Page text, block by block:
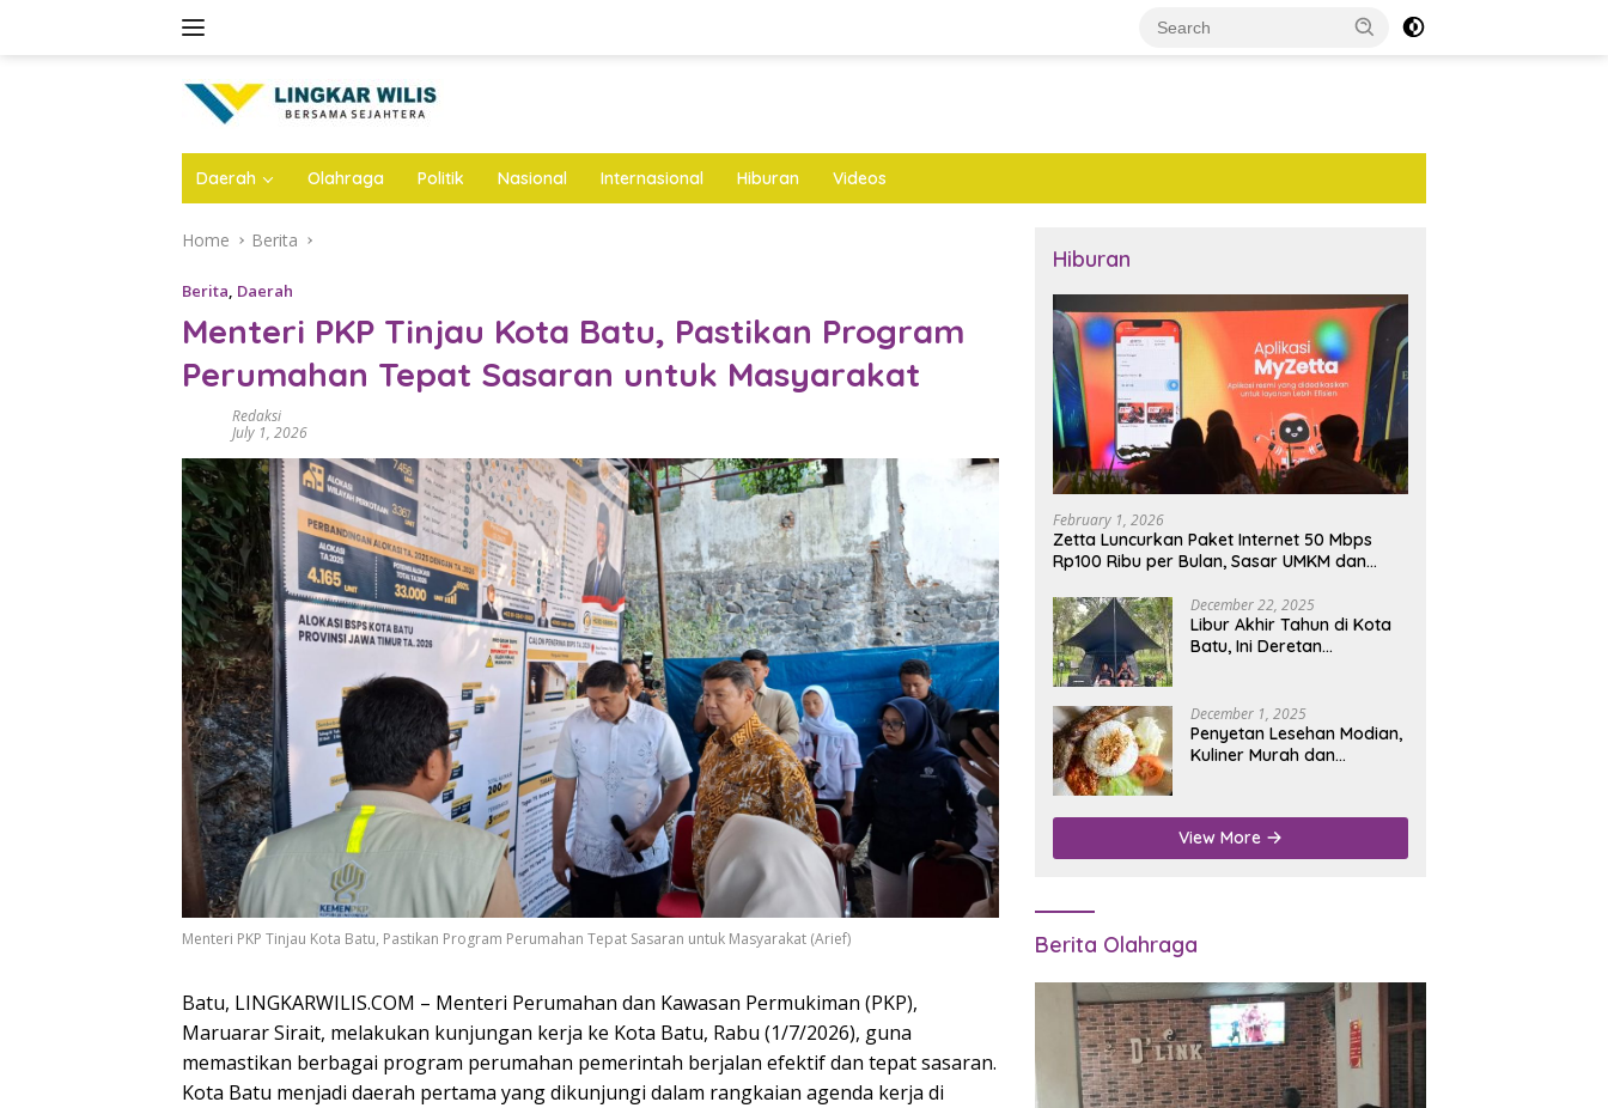
Daerah Olahraga Politik Nasional Internasional Hiburan Videos
Home Berita
Berita, Daerah
Menteri PKP Tinjau Kota Batu, Pastikan Program
Perumahan Tepat Sasaran untuk Masyarakat
Redaksi
July 1, 2026
Menteri PKP Tinjau Kota Batu, Pastikan Program Perumahan Tepat Sasaran untuk Masyarakat (Arief)
Batu, LINGKARWILIS.COM – Menteri Perumahan dan Kawasan Permukiman (PKP),
Maruarar Sirait, melakukan kunjungan kerja ke Kota Batu, Rabu (1/7/2026), guna
memastikan berbagai program perumahan pemerintah berjalan efektif dan tepat sasaran.
Kota Batu menjadi daerah pertama yang dikunjungi dalam rangkaian agenda kerja di
Hiburan
February 1, 2026
Zetta Luncurkan Paket Internet 50 Mbps
Rp100 Ribu per Bulan, Sasar UMKM dan
December 22, 2025
Libur Akhir Tahun di Kota
Batu, Ini Deretan
December 1, 2025
Penyetan Lesehan Modian,
Kuliner Murah dan
Nganjuk
View More
Berita Olahraga